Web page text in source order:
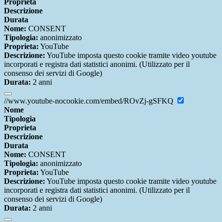
Proprieta
Descrizione
Durata
Nome: CONSENT
Tipologia: anonimizzato
Proprieta: YouTube
Descrizione: YouTube imposta questo cookie tramite video youtube
incorporati e registra dati statistici anonimi. (Utilizzato per il
consenso dei servizi di Google)
Durata: 2 anni
//www.youtube-nocookie.com/embed/ROvZj-gSFKQ
Nome
Tipologia
Proprieta
Descrizione
Durata
Nome: CONSENT
Tipologia: anonimizzato
Proprieta: YouTube
Descrizione: YouTube imposta questo cookie tramite video youtube
incorporati e registra dati statistici anonimi. (Utilizzato per il
consenso dei servizi di Google)
Durata: 2 anni